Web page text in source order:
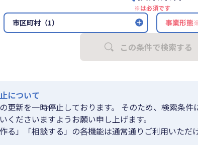
※は必須です
市区町村（1）
この条件で検索する
について
更新を一時停止しております。 そのため、検索条
ださいますようお願い申し上げます。
」「相談する」の各機能は通常通りご利用いただけ